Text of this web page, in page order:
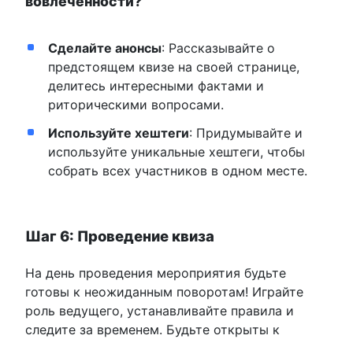
Сделайте анонсы: Рассказывайте о
предстоящем квизе на своей странице,
делитесь интересными фактами и
риторическими вопросами.
Используйте хештеги: Придумывайте и
используйте уникальные хештеги, чтобы
собрать всех участников в одном месте.
Шаг 6: Проведение квиза
На день проведения мероприятия будьте
готовы к неожиданным поворотам! Играйте
роль ведущего, устанавливайте правила и
следите за временем. Будьте открыты к